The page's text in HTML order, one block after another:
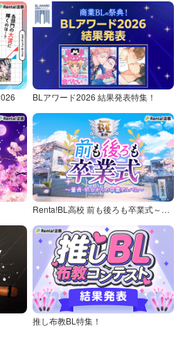
BLアワード2026 結果発表特集！
Renta!BL高校 前も後ろも卒業式～童貞・処女からの卒業アルバム～
推し布教BL特集！